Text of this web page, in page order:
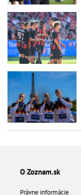
O Zoznam.sk
Právne informácie